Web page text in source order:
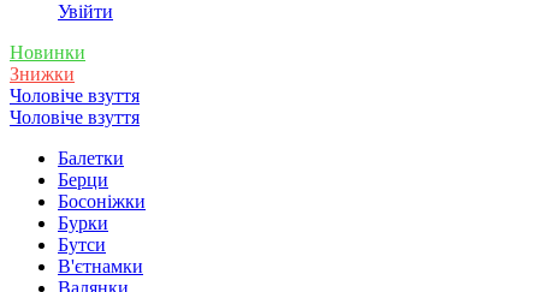
Увійти
Новинки
Знижки
Чоловіче взуття
Чоловіче взуття
Балетки
Берци
Босоніжки
Бурки
Бутси
В'єтнамки